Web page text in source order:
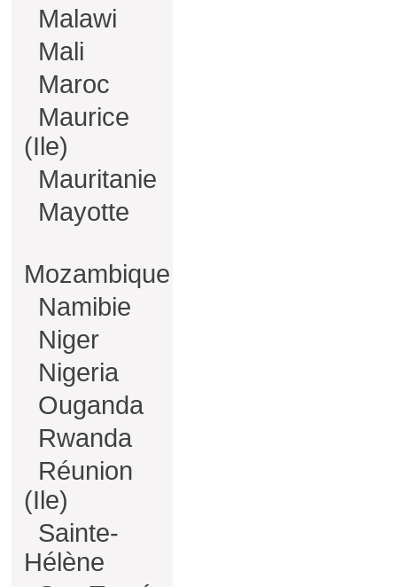
Malawi
Mali
Maroc
Maurice
(Ile)
Mauritanie
Mayotte
Mozambique
Namibie
Niger
Nigeria
Ouganda
Rwanda
Réunion
(Ile)
Sainte-
Hélène